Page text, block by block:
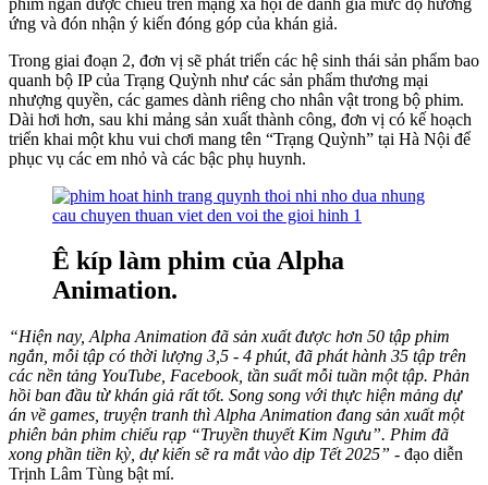
ứng và đón nhận ý kiến đóng góp của khán giả.
Trong giai đoạn 2, đơn vị sẽ phát triển các hệ sinh thái sản phẩm bao
quanh bộ IP của Trạng Quỳnh như các sản phẩm thương mại
nhượng quyền, các games dành riêng cho nhân vật trong bộ phim.
Dài hơi hơn, sau khi mảng sản xuất thành công, đơn vị có kế hoạch
triển khai một khu vui chơi mang tên “Trạng Quỳnh” tại Hà Nội để
phục vụ các em nhỏ và các bậc phụ huynh.
Ê kíp làm phim của Alpha
Animation.
“Hiện nay, Alpha Animation đã sản xuất được hơn 50 tập phim
ngắn, mỗi tập có thời lượng 3,5 - 4 phút, đã phát hành 35 tập trên
các nền tảng YouTube, Facebook, tần suất mỗi tuần một tập. Phản
hồi ban đầu từ khán giả rất tốt. Song song với thực hiện mảng dự
án về games, truyện tranh thì Alpha Animation đang sản xuất một
phiên bản phim chiếu rạp “Truyền thuyết Kim Ngưu”. Phim đã
xong phần tiền kỳ, dự kiến sẽ ra mắt vào dịp Tết 2025” - đạo diễn
Trịnh Lâm Tùng bật mí.